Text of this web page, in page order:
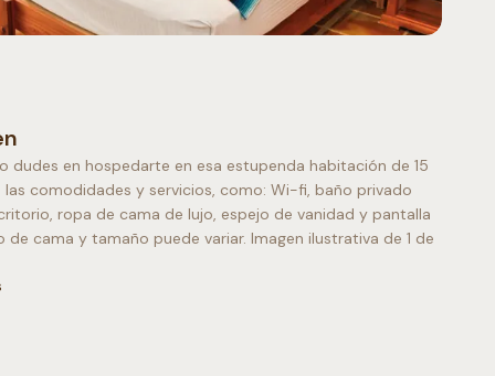
dudes en hospedarte en esa estupenda habitación de 15
comodidades y servicios, como: Wi-fi, baño privado
ropa de cama de lujo, espejo de vanidad y pantalla
cama y tamaño puede variar. Imagen ilustrativa de 1 de